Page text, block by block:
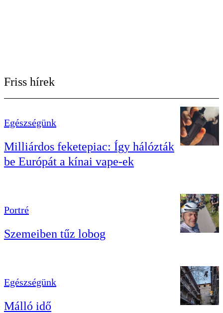
Friss hírek
Egészségünk
Milliárdos feketepiac: Így hálózták
be Európát a kínai vape-ek
Portré
Szemeiben tűz lobog
Egészségünk
Málló idő